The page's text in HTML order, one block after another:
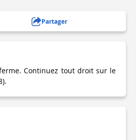
Partager
Continuez tout droit sur le